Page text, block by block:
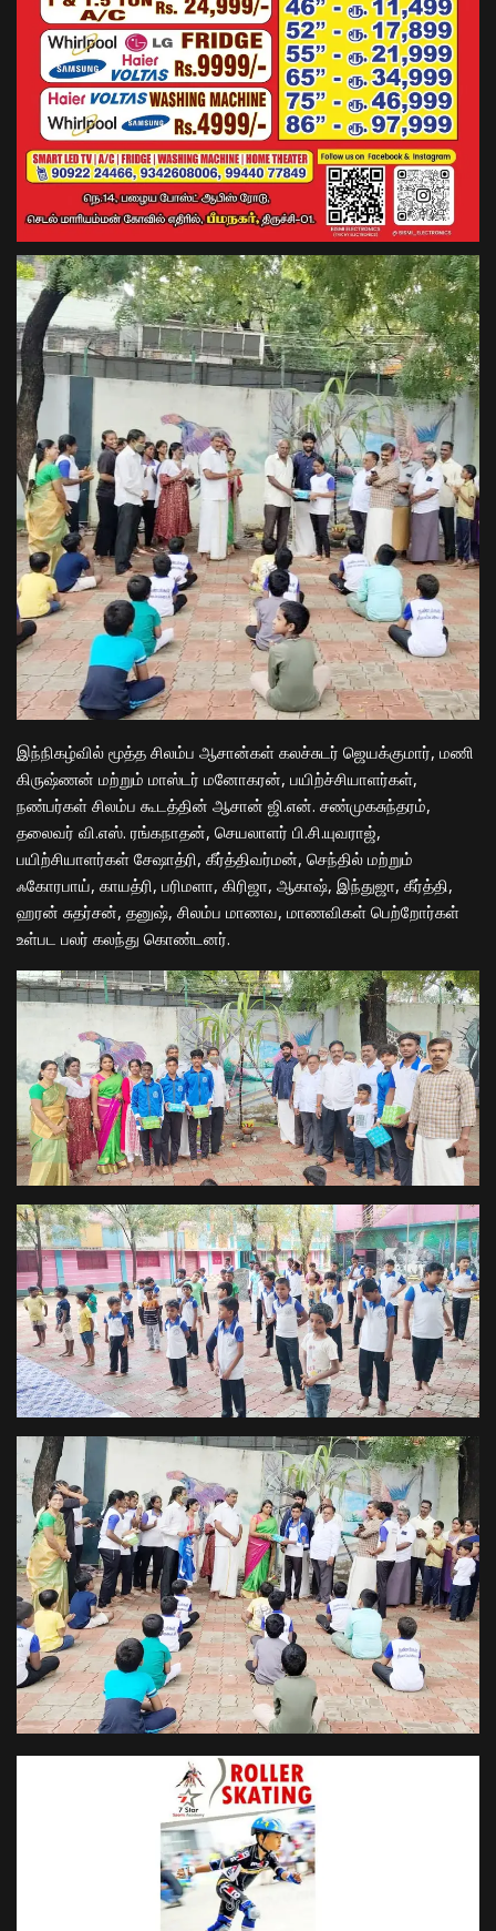
இந்நிகழ்வில் மூத்த சிலம்ப ஆசான்கள் கலச்சுடர் ஜெயக்குமார், மணி
கிருஷ்ணன் மற்றும் மாஸ்டர் மனோகரன், பயிற்ச்சியாளர்கள்,
நண்பர்கள் சிலம்ப கூடத்தின் ஆசான் ஜி.என். சண்முகசுந்தரம்,
தலைவர் வி.எஸ். ரங்கநாதன், செயலாளர் பி.சி.யுவராஜ்,
பயிற்சியாளர்கள் சேஷாத்ரி, கீர்த்திவர்மன், செந்தில் மற்றும்
ஃகோரபாய், காயத்ரி, பரிமளா, கிரிஜா, ஆகாஷ், இந்துஜா, கீர்த்தி,
ஹரன் சுதர்சன், தனுஷ், சிலம்ப மாணவ, மாணவிகள் பெற்றோர்கள்
உள்பட பலர் கலந்து கொண்டனர்.